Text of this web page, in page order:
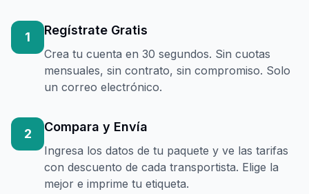
1 Regístrate Gratis
Crea tu cuenta en 30 segundos. Sin cuotas
mensuales, sin contrato, sin compromiso. Solo
un correo electrónico.
2 Compara y Envía
Ingresa los datos de tu paquete y ve las tarifas
con descuento de cada transportista. Elige la
mejor e imprime tu etiqueta.